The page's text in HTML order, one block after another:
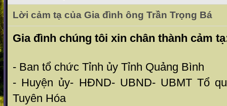
Lời cảm tạ của Gia đình ông Trần Trọng Bá
Gia đình chúng tôi xin chân thành cảm
- Ban tổ chức Tỉnh ủy Tỉnh Quảng Bình
- Huyện ủy- HĐND- UBND- UBMT Tổ
Tuyên Hóa